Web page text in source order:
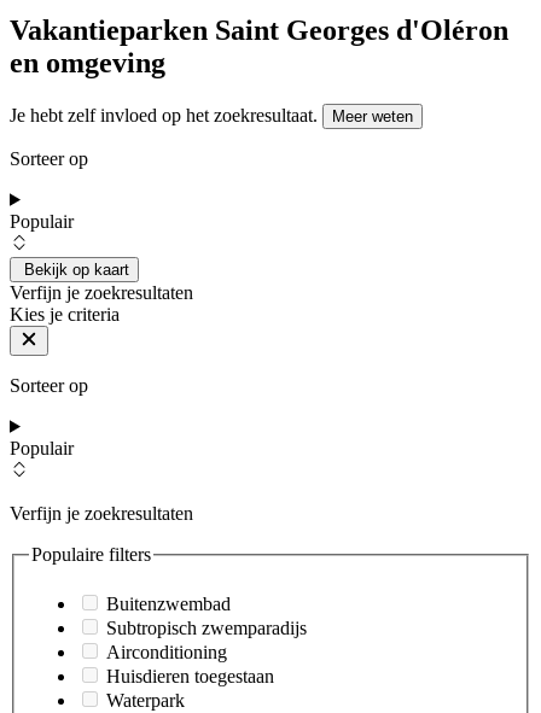
Vakantieparken Saint Georges d'Oléron
en omgeving
Je hebt zelf invloed op het zoekresultaat. Meer weten
Sorteer op
Populair
Bekijk op kaart
Verfijn je zoekresultaten
Kies je criteria
Sorteer op
Populair
Verfijn je zoekresultaten
Populaire filters
Buitenzwembad
Subtropisch zwemparadijs
Airconditioning
Huisdieren toegestaan
Waterpark